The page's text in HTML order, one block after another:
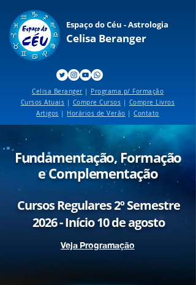
Espaço do Céu - Astrologia
Celisa Beranger
Celisa Beranger | Programa p/ Formação
Cursos Atuais | Compre Cursos | Compre Livros
Artigos | Horários de Verão |Contato
Fundamentação, Formação
e Complementação
Cursos Regulares2º Semestre
2026 - Início 10 de agosto
Veja Programação